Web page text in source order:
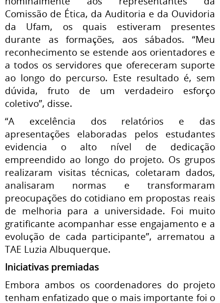
Comissão de Ética, da Auditoria e da Ouvidoria
da Ufam, os quais estiveram presentes
durante as formações, aos sábados. “Meu
reconhecimento se estende aos orientadores e
a todos os servidores que ofereceram suporte
ao longo do percurso. Este resultado é, sem
dúvida, fruto de um verdadeiro esforço
coletivo”, disse.
“A excelência dos relatórios e das
apresentações elaboradas pelos estudantes
evidencia o alto nível de dedicação
empreendido ao longo do projeto. Os grupos
realizaram visitas técnicas, coletaram dados,
analisaram normas e transformaram
preocupações do cotidiano em propostas reais
de melhoria para a universidade. Foi muito
gratificante acompanhar esse engajamento e a
evolução de cada participante”, arrematou a
TAE Luzia Albuquerque.
Iniciativas premiadas
Embora ambos os coordenadores do projeto
tenham enfatizado que o mais importante foi o